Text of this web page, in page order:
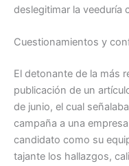
deslegitimar la veeduría
Cuestionamientos y
El detonante de la más
publicación de un
de junio, el cual
campaña a una
candidato como su
tajante los hallazgos,